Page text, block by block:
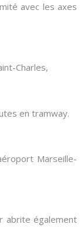
avec les axes
Charles,
en tramway.
Marseille-
abrite également